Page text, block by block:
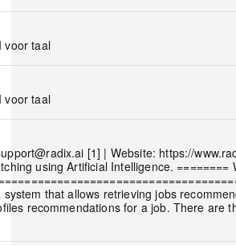
voor taal
voor taal
[1] | Website: https://
using Artificial Intelligence. ========
system that allows retrieving jobs
recommendations for a job. There are